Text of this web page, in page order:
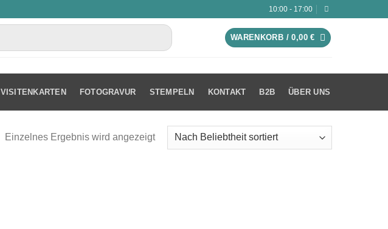
10:00 - 17:00
WARENKORB /0,00€
VISITENKARTEN FOTOGRAVUR STEMPELN KONTAKT B2B ÜBER UNS
Einzelnes Ergebnis wird angezeigt